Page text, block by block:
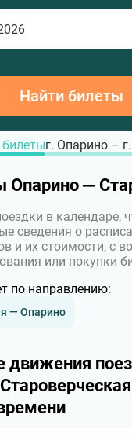
Найти билеты
г. Опарино –
─
в календаре,
сведения о
и их стоимости, с
или покупки
по направлению:
— Опарино
движения